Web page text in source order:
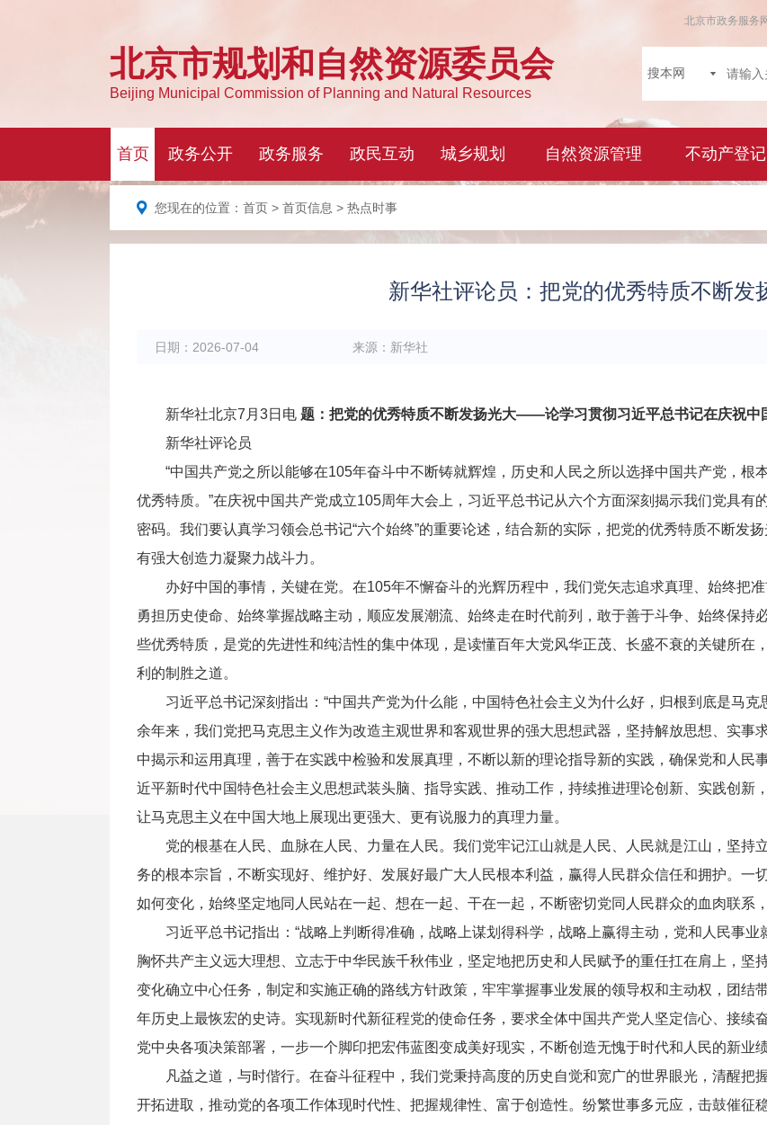
您现在的位置： 首页 > 首页信息 > 热点时事
新华社评论员：把党的优秀特质不断发
日期： 2026-07-04 来源： 新华社
新华社北京7月3日电 题：把党的优秀特质不断发扬光大——论学习贯彻习近平总书记在庆祝中
新华社评论员
“中国共产党之所以能够在105年奋斗中不断铸就辉煌，历史和人民之所以选择中国共产党，根
优秀特质。”在庆祝中国共产党成立105周年大会上，习近平总书记从六个方面深刻揭示我们党具有
密码。我们要认真学习领会总书记“六个始终”的重要论述，结合新的实际，把党的优秀特质不断发
有强大创造力凝聚力战斗力。
办好中国的事情，关键在党。在105年不懈奋斗的光辉历程中，我们党矢志追求真理、始终把准
勇担历史使命、始终掌握战略主动，顺应发展潮流、始终走在时代前列，敢于善于斗争、始终保持
些优秀特质，是党的先进性和纯洁性的集中体现，是读懂百年大党风华正茂、长盛不衰的关键所在
利的制胜之道。
习近平总书记深刻指出：“中国共产党为什么能，中国特色社会主义为什么好，归根到底是马克
余年来，我们党把马克思主义作为改造主观世界和客观世界的强大思想武器，坚持解放思想、实事
中揭示和运用真理，善于在实践中检验和发展真理，不断以新的理论指导新的实践，确保党和人民
近平新时代中国特色社会主义思想武装头脑、指导实践、推动工作，持续推进理论创新、实践创新
让马克思主义在中国大地上展现出更强大、更有说服力的真理力量。
党的根基在人民、血脉在人民、力量在人民。我们党牢记江山就是人民、人民就是江山，坚持
务的根本宗旨，不断实现好、维护好、发展好最广大人民根本利益，赢得人民群众信任和拥护。一
如何变化，始终坚定地同人民站在一起、想在一起、干在一起，不断密切党同人民群众的血肉联系
习近平总书记指出：“战略上判断得准确，战略上谋划得科学，战略上赢得主动，党和人民事业
胸怀共产主义远大理想、立志于中华民族千秋伟业，坚定地把历史和人民赋予的重任扛在肩上，坚
变化确立中心任务，制定和实施正确的路线方针政策，牢牢掌握事业发展的领导权和主动权，团结
年历史上最恢宏的史诗。实现新时代新征程党的使命任务，要求全体中国共产党人坚定信心、接续
党中央各项决策部署，一步一个脚印把宏伟蓝图变成美好现实，不断创造无愧于时代和人民的新业绩
凡益之道，与时偕行。在奋斗征程中，我们党秉持高度的历史自觉和宽广的世界眼光，清醒把
开拓进取，推动党的各项工作体现时代性、把握规律性、富于创造性。纷繁世事多元应，击鼓催征